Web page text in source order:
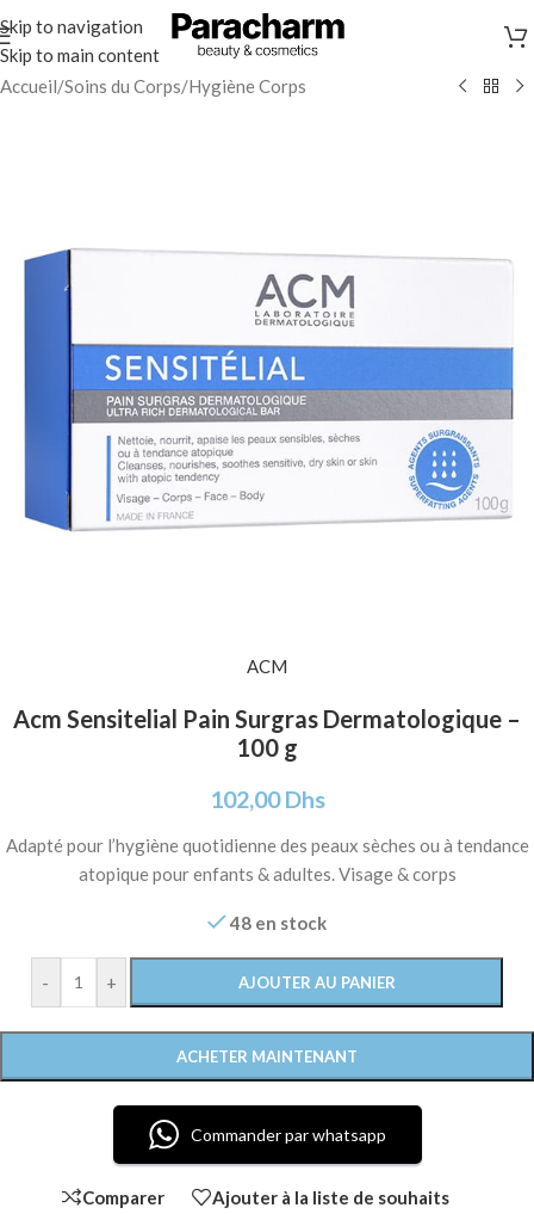
Skip to navigation
Skip to main content
Accueil/Soins du Corps/Hygiène Corps
ACM
Acm Sensitelial Pain Surgras Dermatologique –
100 g
102,00Dhs
Adapté pour l’hygiène quotidienne des peaux sèches ou à tendance
atopique pour enfants & adultes. Visage & corps
48 en stock
- + AJOUTER AU PANIER
ACHETER MAINTENANT
Commander par whatsapp
Comparer Ajouter à la liste de souhaits